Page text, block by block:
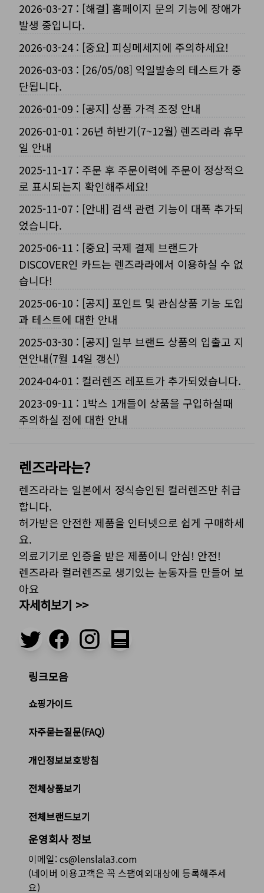
2026-03-27 : [해결] 홈페이지 문의 기능에 장애가
발생 중입니다.
2026-03-24: [중요] 피싱메세지에 주의하세요!
2026-03-03 : [26/05/08] 익일발송의 테스트가 중
단됩니다.
2026-01-09 : [공지] 상품 가격 조정 안내
2026-01-01 : 26년 하반기(7~12월) 렌즈라라 휴무
일 안내
2025-11-17 : 주문 후 주문이력에 주문이 정상적으
로 표시되는지 확인해주세요!
2025-11-07 : [안내] 검색 관련 기능이 대폭 추가되
었습니다.
2025-06-11 : [중요] 국제 결제 브랜드가
DISCOVER인 카드는 렌즈라라에서 이용하실 수 없
습니다!
2025-06-10 : [공지] 포인트 및 관심상품 기능 도입
과 테스트에 대한 안내
2025-03-30 : [공지] 일부 브랜드 상품의 입출고 지
연안내(7월 14일 갱신)
2024-04-01 : 컬러렌즈 레포트가 추가되었습니다.
2023-09-11 : 1박스 1개들이 상품을 구입하실때
주의하실 점에 대한 안내
렌즈라라는?
렌즈라라는 일본에서 정식승인된 컬러렌즈만 취급
합니다.
허가받은 안전한 제품을 인터넷으로 쉽게 구매하세
요.
의료기기로 인증을 받은 제품이니 안심! 안전!
렌즈라라 컬러렌즈로 생기있는 눈동자를 만들어 보
아요
자세히보기 >>
링크모음
쇼핑가이드
자주묻는질문(FAQ)
개인정보보호방침
전체상품보기
전체브랜드보기
운영회사 정보
이메일: cs@lenslala3.com
(네이버 이용고객은 꼭 스팸예외대상에 등록해주세
요)